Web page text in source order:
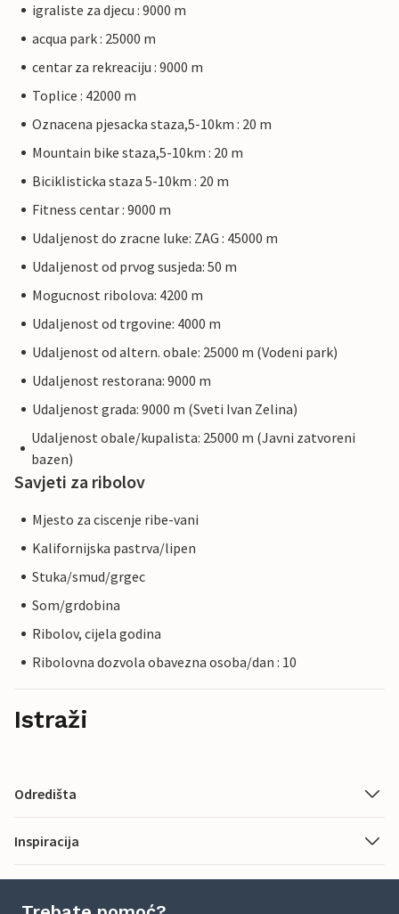
igraliste za djecu : 9000 m
acqua park : 25000 m
centar za rekreaciju : 9000 m
Toplice : 42000 m
Oznacena pjesacka staza,5-10km : 20 m
Mountain bike staza,5-10km : 20 m
Biciklisticka staza 5-10km : 20 m
Fitness centar : 9000 m
Udaljenost do zracne luke: ZAG : 45000 m
Udaljenost od prvog susjeda: 50 m
Mogucnost ribolova: 4200 m
Udaljenost od trgovine: 4000 m
Udaljenost od altern. obale: 25000 m (Vodeni park)
Udaljenost restorana: 9000 m
Udaljenost grada: 9000 m (Sveti Ivan Zelina)
Udaljenost obale/kupalista: 25000 m (Javni zatvoreni
bazen)
Savjeti za ribolov
Mjesto za ciscenje ribe-vani
Kalifornijska pastrva/lipen
Stuka/smud/grgec
Som/grdobina
Ribolov, cijela godina
Ribolovna dozvola obavezna osoba/dan : 10
Istraži
Odredišta
Inspiracija